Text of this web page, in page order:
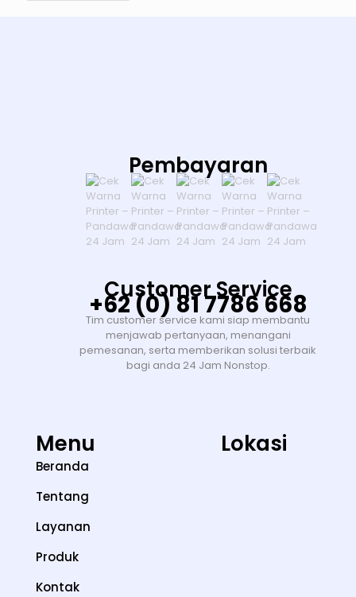
Pembayaran
Customer Service
+62 (0) 81 7786 668
Tim customer service kami siap membantu
menjawab pertanyaan, menangani
pemesanan, serta memberikan solusi terbaik
bagi anda 24 Jam Nonstop.
Menu
Beranda
Tentang
Layanan
Produk
Kontak
Lokasi